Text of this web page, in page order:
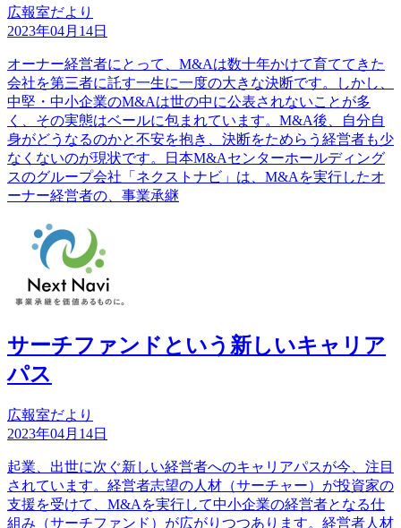
広報室だより
2023年04月14日
オーナー経営者にとって、M&Aは数十年かけて育ててきた
会社を第三者に託す一生に一度の大きな決断です。しかし、
中堅・中小企業のM&Aは世の中に公表されないことが多
く、その実態はベールに包まれています。M&A後、自分自
身がどうなるのかと不安を抱き、決断をためらう経営者も少
なくないのが現状です。日本M&Aセンターホールディング
スのグループ会社「ネクストナビ」は、M&Aを実行したオ
ーナー経営者の、事業承継
サーチファンドという新しいキャリア
パス
広報室だより
2023年04月14日
起業、出世に次ぐ新しい経営者へのキャリアパスが今、注目
されています。経営者志望の人材（サーチャー）が投資家の
支援を受けて、M&Aを実行して中小企業の経営者となる仕
組み（サーチファンド）が広がりつつあります。経営者人材